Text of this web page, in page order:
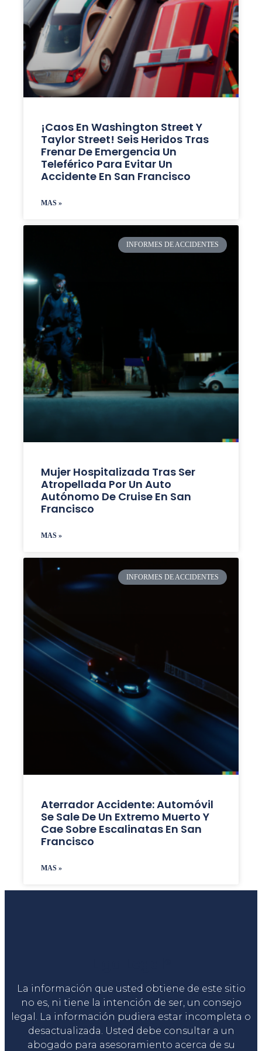
¡Caos En Washington Street Y
Taylor Street! Seis Heridos Tras
Frenar De Emergencia Un
Teleférico Para Evitar Un
Accidente En San Francisco
MAS »
INFORMES DE ACCIDENTES
Mujer Hospitalizada Tras Ser
Atropellada Por Un Auto
Autónomo De Cruise En San
Francisco
MAS »
INFORMES DE ACCIDENTES
Aterrador Accidente: Automóvil
Se Sale De Un Extremo Muerto Y
Cae Sobre Escalinatas En San
Francisco
MAS »
La información que usted obtiene de este sitio
no es, ni tiene la intención de ser, un consejo
legal. La información pudiera estar incompleta o
desactualizada. Usted debe consultar a un
abogado para asesoramiento acerca de su